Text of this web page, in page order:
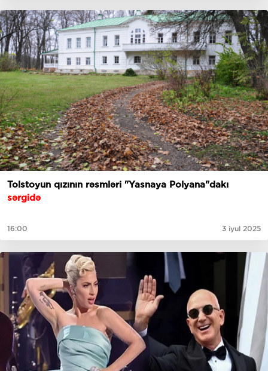
Tolstoyun qızının rəsmləri "Yasnaya Polyana"dakı
sərgidə
16:00 3 iyul 2025